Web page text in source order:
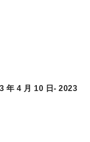
年 4 月 10 日- 2023